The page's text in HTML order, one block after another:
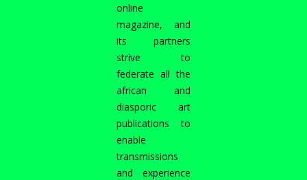
online
magazine, and
its partners
strive to
federate all the
african and
diasporic art
publications to
enable
transmissions
and experience